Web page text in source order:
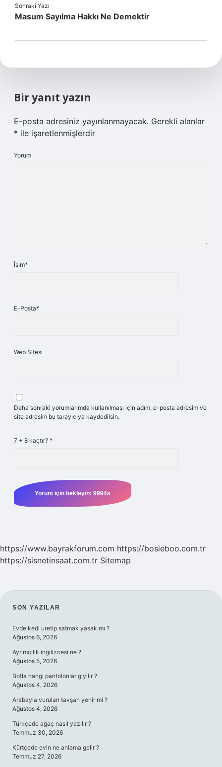
Sonraki Yazı
Masum Sayılma Hakkı Ne Demektir
Bir yanıt yazın
E-posta adresiniz yayınlanmayacak. Gerekli alanlar
* ile işaretlenmişlerdir
Yorum
İsim*
E-Posta*
Web Sitesi
Daha sonraki yorumlarımda kullanılması için adım, e-posta adresim ve
site adresim bu tarayıcıya kaydedilsin.
7 + 8 kaçtır? *
https://www.bayrakforum.com https://bosieboo.com.tr
https://sisnetinsaat.com.tr Sitemap
SIDEBAR
SON YAZILAR
Evde kedi uretip satmak yasak mı ?
Ağustos 6, 2026
Ayrımcılık ingilizcesi ne ?
Ağustos 5, 2026
Botla hangi pantolonlar giyilir ?
Ağustos 4, 2026
Arabayla vurulan tavşan yenir mi ?
Ağustos 4, 2026
Türkçede ağaç nasıl yazılır ?
Temmuz 30, 2026
Kürtçede evin ne anlama gelir ?
Temmuz 27, 2026